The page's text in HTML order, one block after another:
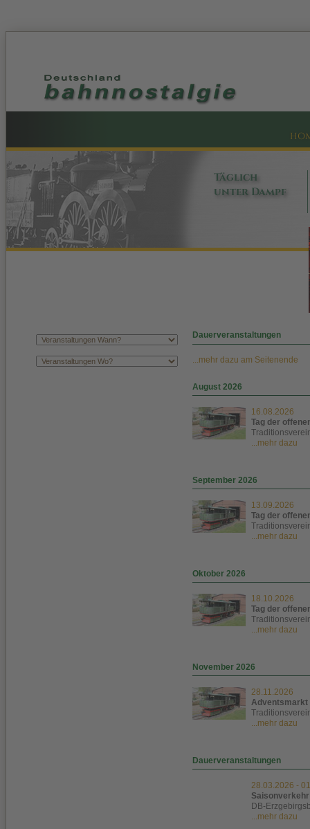
Täglich
unter Dampf
Dauerveranstaltungen
...mehr dazu am Seitenende
August 2026
16.08.2026
Tag der
...mehr dazu
September 2026
13.09.2026
Tag der
...mehr dazu
Oktober 2026
18.10.2026
Tag der
...mehr dazu
November 2026
28.11.2026
Adventsmarkt
...mehr dazu
Dauerveranstaltungen
28.03.2026 -
DB-
...mehr dazu